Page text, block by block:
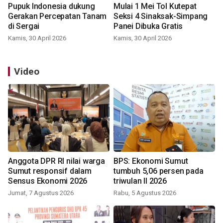
Pupuk Indonesia dukung
Gerakan Percepatan Tanam
di Sergai
Kamis, 30 April 2026
Mulai 1 Mei Tol Kutepat
Seksi 4 Sinaksak-Simpang
Panei Dibuka Gratis
Kamis, 30 April 2026
Video
Anggota DPR RI nilai warga
Sumut responsif dalam
Sensus Ekonomi 2026
Jumat, 7 Agustus 2026
BPS: Ekonomi Sumut
tumbuh 5,06 persen pada
triwulan II 2026
Rabu, 5 Agustus 2026